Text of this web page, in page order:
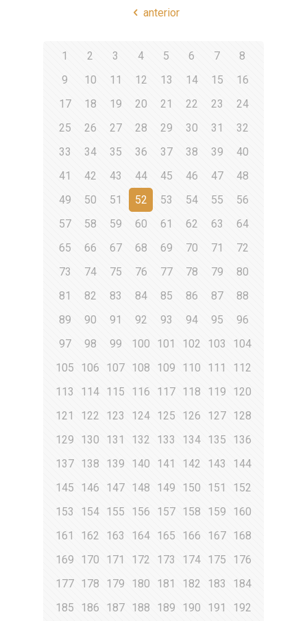
anterior
1 2 3 4 5 6 7
8
9
10 11 12 13 14 15
16
17
18 19 20 21 22 23
24
25
26 27 28 29 30 31
32
33
34 35 36 37 38 39
40
41
42 43 44 45 46 47
48
49
50 51 52 53 54 55
56
57
58 59 60 61 62 63
64
65
66 67 68 69 70 71
72
73
74 75 76 77 78 79
80
81
82 83 84 85 86 87
88
89
90 91 92 93 94 95
96
97
98 99 100 101 102 103
104
105
106 107 108 109 110 111
112
113
114 115 116 117 118 119
120
121
122 123 124 125 126 127 128
129
130 131 132 133 134 135
136
137 138 139 140 141 142 143
144
145
146 147 148 149 150 151
152
153
154 155 156 157 158 159
160
161
162 163 164 165 166 167 168
169
170 171 172 173 174 175
176
177 178 179 180 181 182 183
184
185
186 187 188 189 190 191
192